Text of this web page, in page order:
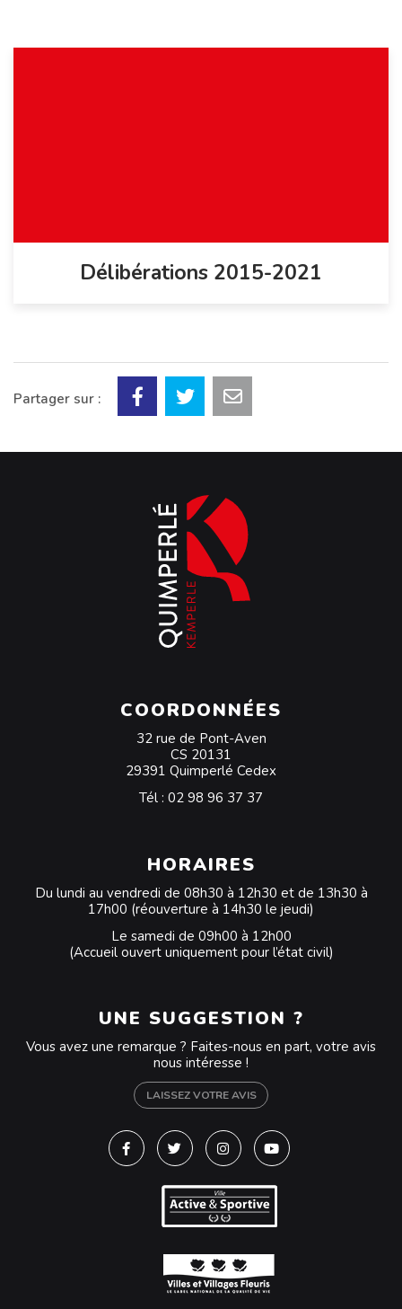
Délibérations 2015-2021
Partager sur :
COORDONNÉES
32 rue de Pont-Aven
CS 20131
29391 Quimperlé Cedex
Tél : 02 98 96 37 37
HORAIRES
Du lundi au vendredi de 08h30 à 12h30 et de 13h30 à
17h00 (réouverture à 14h30 le jeudi)
Le samedi de 09h00 à 12h00
(Accueil ouvert uniquement pour l’état civil)
UNE SUGGESTION ?
Vous avez une remarque ? Faites-nous en part, votre avis
nous intéresse !
LAISSEZ VOTRE AVIS
Lien vers le compte Facebook
Lien vers le compte Twitter
Lien vers le compte
Lien vers la chaîne